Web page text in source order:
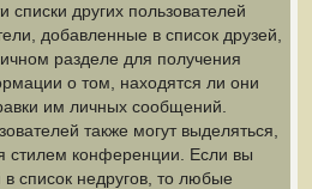
списки других пользователей
добавленные в список друзей,
разделе для получения
о том, находятся ли они
им личных сообщений.
также могут выделяться,
стилем конференции. Если вы
список недругов, то любые